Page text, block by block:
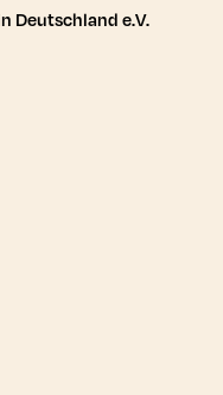
Links
Deutschland e.V.